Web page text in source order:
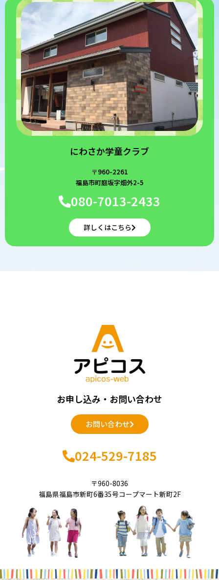
にわさか学童クラブ
〒960-2261
福島市町庭坂字畑外2-5
080-7013-2433
詳しくはこちら
お申し込み・お問い合わせ
お問い合わせ
024-529-7185
〒960-8036
福島県福島市新町6番35号コープマート新町2F